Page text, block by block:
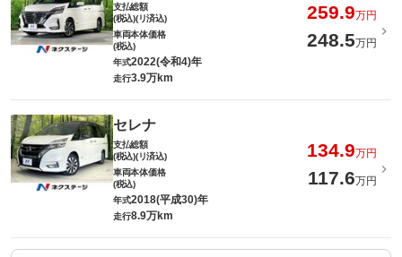
支払総額
(税込)(リ済込)
259.9万円
車両本体価格
(税込)
248.5万円
年式2022(令和4)年
走行3.9万km
セレナ
支払総額
(税込)(リ済込)
134.9万円
車両本体価格
(税込)
117.6万円
年式2018(平成30)年
走行8.9万km